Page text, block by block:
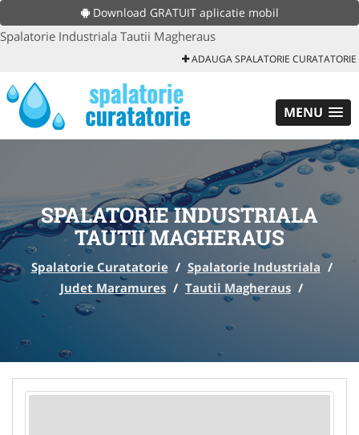
Download GRATUIT aplicatie mobil
Spalatorie Industriala Tautii Magheraus
ADAUGA SPALATORIE CURATATORIE
MENU
SPALATORIE INDUSTRIALA
TAUTII MAGHERAUS
Spalatorie Curatatorie / Spalatorie Industriala /
Judet Maramures / Tautii Magheraus /